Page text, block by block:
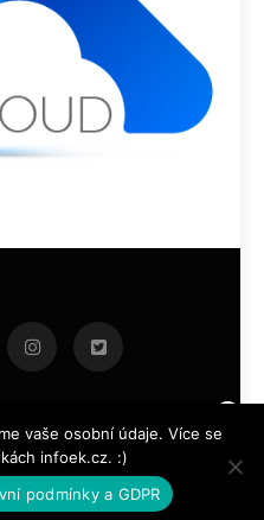
By BlazeThemes .
vaše osobní údaje. Více se
infoek.cz. :)
podmínky a GDPR